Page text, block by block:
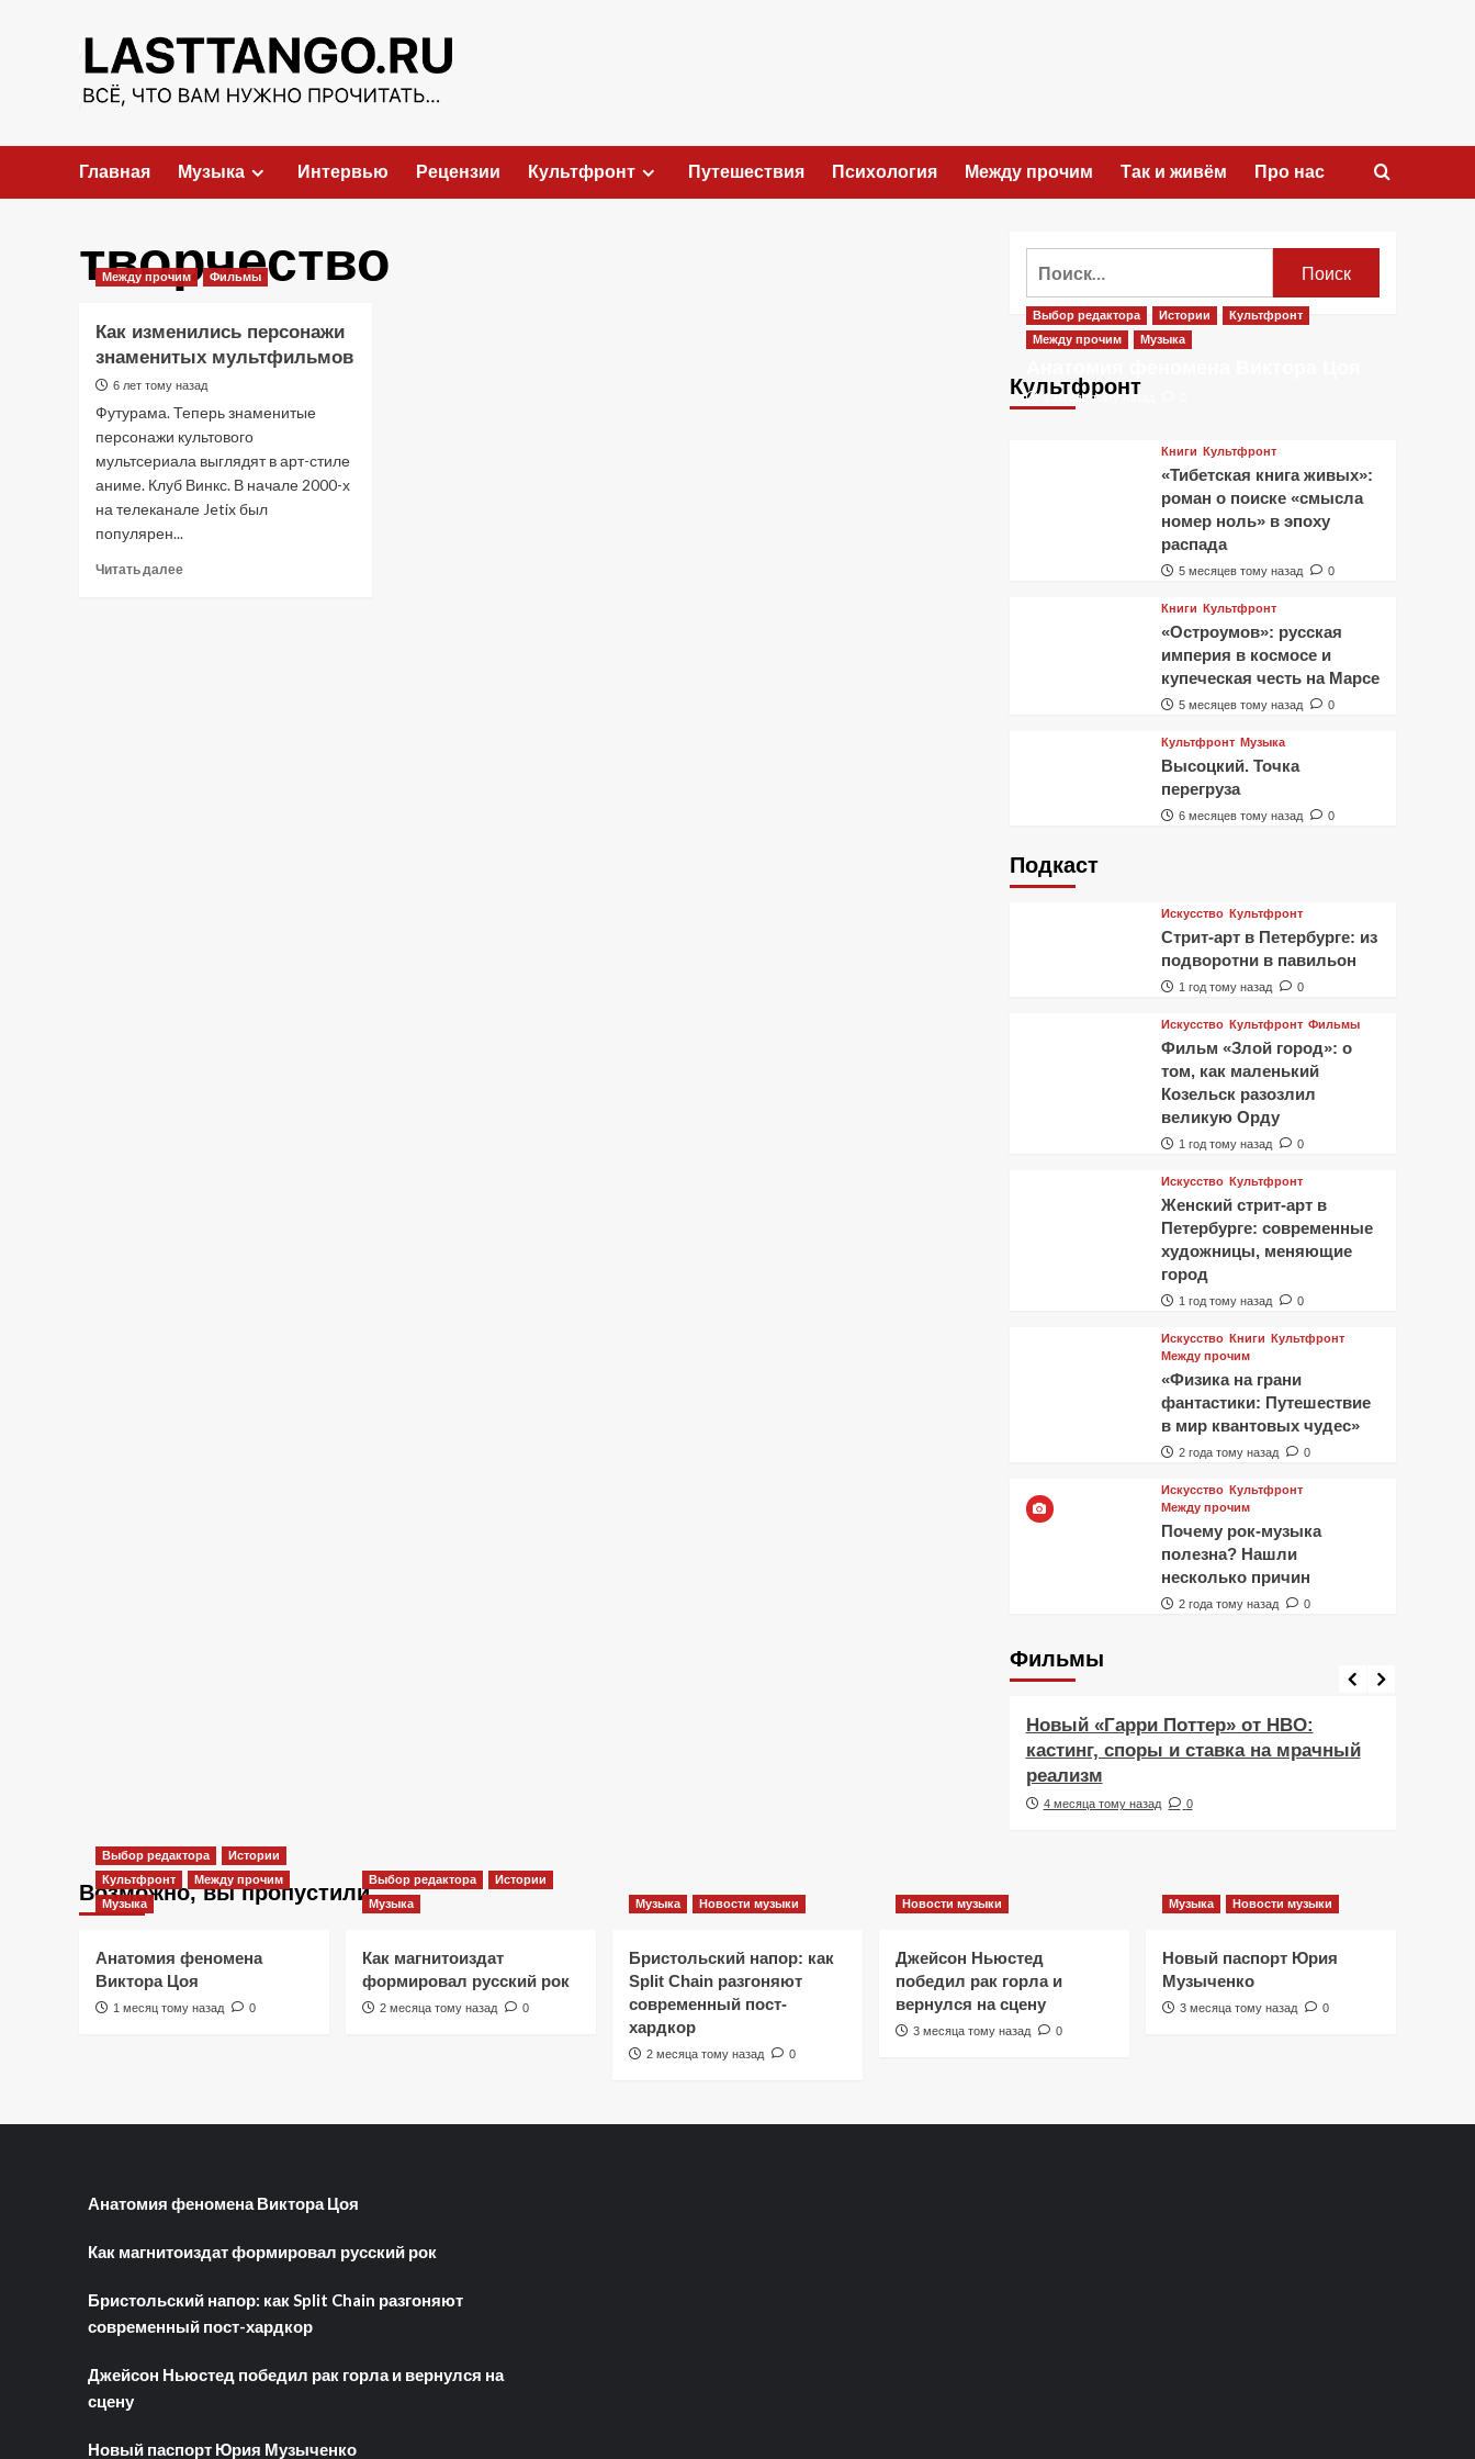
содержимому
Главная Музыка Интервью Рецензии Культфронт Путешествия Психология Между прочим Так и живём Про нас
творчество
Между прочим Фильмы
Как изменились персонажи
знаменитых мультфильмов
6 лет тому назад
Футурама. Теперь знаменитые
персонажи культового
мультсериала выглядят в арт-стиле
аниме. Клуб Винкс. В начале 2000-х
на телеканале Jetix был
популярен...
Читать далееПрочитать
Культфронт
Выбор редактора Истории
Культфронт
Между прочим
Музыка
1 месяц тому назад
Книги Культфронт
«Тибетская книга живых»:
роман о поиске «смысла
номер ноль» в эпоху
распада
5 месяцев тому назад 0
Книги Культфронт
«Остроумов»: русская
империя в космосе и
купеческая честь на Марсе
5 месяцев тому назад 0
Культфронт Музыка
Высоцкий. Точка
перегруза
6 месяцев тому назад 0
Подкаст
Искусство Культфронт
Стрит-арт в Петербурге: из
подворотни в павильон
1 год тому назад 0
Искусство Культфронт Фильмы
Фильм «Злой город»: о
том, как маленький
Козельск разозлил
великую Орду
1 год тому назад 0
Искусство Культфронт
Женский стрит-арт в
Петербурге: современные
художницы, меняющие
город
1 год тому назад 0
Искусство Книги Культфронт
Между прочим
«Физика на грани
фантастики: Путешествие
в мир квантовых чудес»
2 года тому назад 0
Искусство Культфронт
Между прочим
Почему рок-музыка
полезна? Нашли
несколько причин
2 года тому назад 0
Фильмы
Фильмы
Новый «Гарри Поттер» от HBO:
кастинг, споры и ставка на мрачный
реализм
4 месяца тому назад 0
Возможно, вы пропустили
Выбор редактора
Истории
Культфронт
Между прочим
Музыка
Анатомия феномена
Виктора Цоя
1 месяц тому назад 0
Выбор редактора
Истории
Музыка
Как магнитоиздат
формировал русский рок
2 месяца тому назад 0
Музыка Новости музыки
Бристольский напор: как
Split Chain разгоняют
современный пост-
хардкор
2 месяца тому назад 0
Новости музыки
Джейсон Ньюстед
победил рак горла и
вернулся на сцену
3 месяца тому назад 0
Музыка Новости музыки
Новый паспорт Юрия
Музыченко
3 месяца тому назад 0
Анатомия феномена Виктора Цоя
Как магнитоиздат формировал русский рок
Бристольский напор: как Split Chain разгоняют
современный пост-хардкор
Джейсон Ньюстед победил рак горла и вернулся на
сцену
Новый паспорт Юрия Музыченко